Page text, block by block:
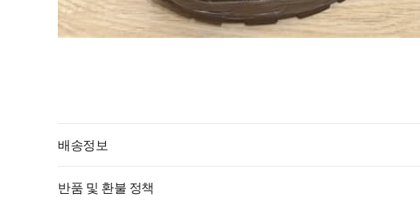
배송정보
반품 및 환불 정책